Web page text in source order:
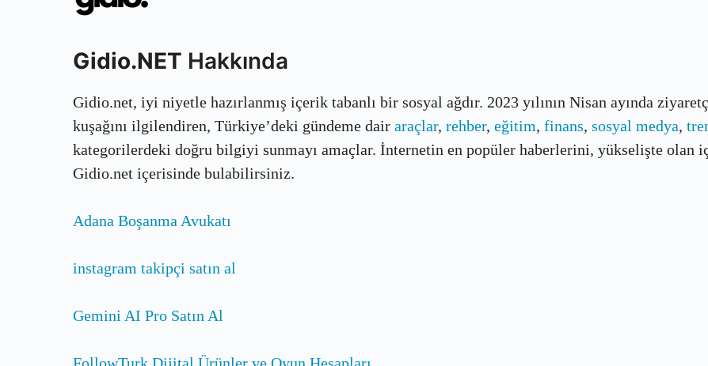
Gidio.NET Hakkında
Gidio.net, iyi niyetle hazırlanmış içerik tabanlı bir sosyal ağdır. 2023 yılının Nisan ayında
kuşağını ilgilendiren, Türkiye’deki gündeme dair araçlar, rehber, eğitim, finans, sosyal medya,
kategorilerdeki doğru bilgiyi sunmayı amaçlar. İnternetin en popüler haberlerini, yükselişte olan
Gidio.net içerisinde bulabilirsiniz.
Adana Boşanma Avukatı
instagram takipçi satın al
Gemini AI Pro Satın Al